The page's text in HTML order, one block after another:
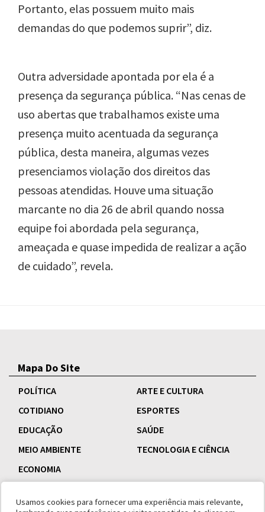
Portanto, elas possuem muito mais
demandas do que podemos suprir”, diz.
Outra adversidade apontada por ela é a
presença da segurança pública. “Nas cenas de
uso abertas que trabalhamos existe uma
presença muito acentuada da segurança
pública, desta maneira, algumas vezes
presenciamos violação dos direitos das
pessoas atendidas. Houve uma situação
marcante no dia 26 de abril quando nossa
equipe foi abordada pela segurança,
ameaçada e quase impedida de realizar a ação
de cuidado”, revela.
Mapa Do Site
POLÍTICA
ARTE E CULTURA
COTIDIANO
ESPORTES
EDUCAÇÃO
SAÚDE
MEIO AMBIENTE
TECNOLOGIA E CIÊNCIA
ECONOMIA
Usamos cookies para fornecer uma experiência mais relevante,